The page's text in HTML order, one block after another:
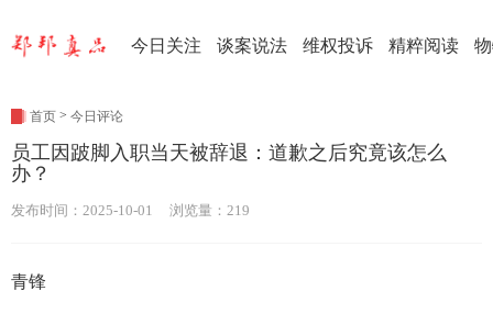
今日关注 谈案说法 维权投诉 精粹阅读
首页 > 今日评论
员工因跛脚入职当天被辞退：道歉之后究竟该怎么
办？
发布时间：2025-10-01 浏览量：219
青锋